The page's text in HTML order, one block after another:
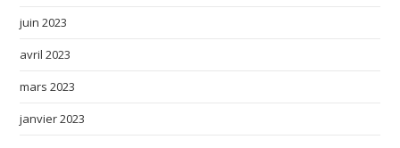
juin 2023
avril 2023
mars 2023
janvier 2023